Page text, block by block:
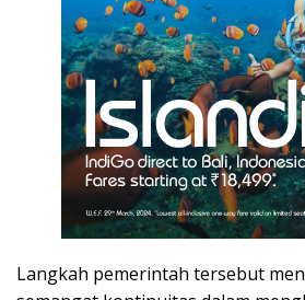
Langkah pemerintah tersebut